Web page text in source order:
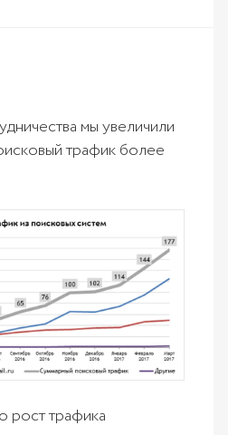
мы увеличили
трафик более
рост трафика